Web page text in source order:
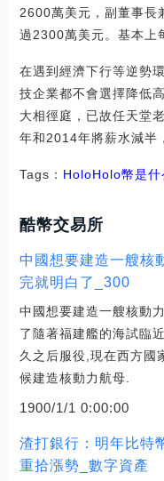
2600萬美元，副董事長
過2300萬美元。基本上
在遇到經濟下行等逆勢
技企業都不會選擇降低
大相徑庭，已故任天堂
年和2014年將薪水減半
Tags： HoloHolo幣是什
酷幣交易所
中國想要建造一艘核
完就明白了_300
中國想要建造一艘核動
了隨著福建艦的海試臨
久之后服役,現在西方國
候建造核動力航母.
1900/1/1 0:00:00
渣打銀行：明年比特
重拾漲勢_數字資產